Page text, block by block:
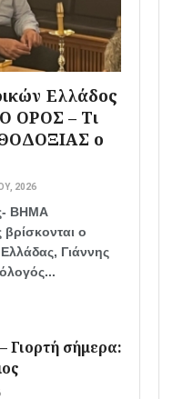
Ελλάδος
ΟΡΟΣ – Τι
ο
2026
ΒΗΜΑ
ο
Γιάννης
Γιορτή σήμερα: